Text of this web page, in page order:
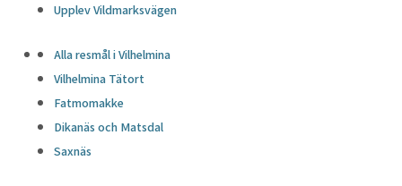
Upplev Vildmarksvägen
Alla resmål i Vilhelmina
Vilhelmina Tätort
Fatmomakke
Dikanäs och Matsdal
Saxnäs